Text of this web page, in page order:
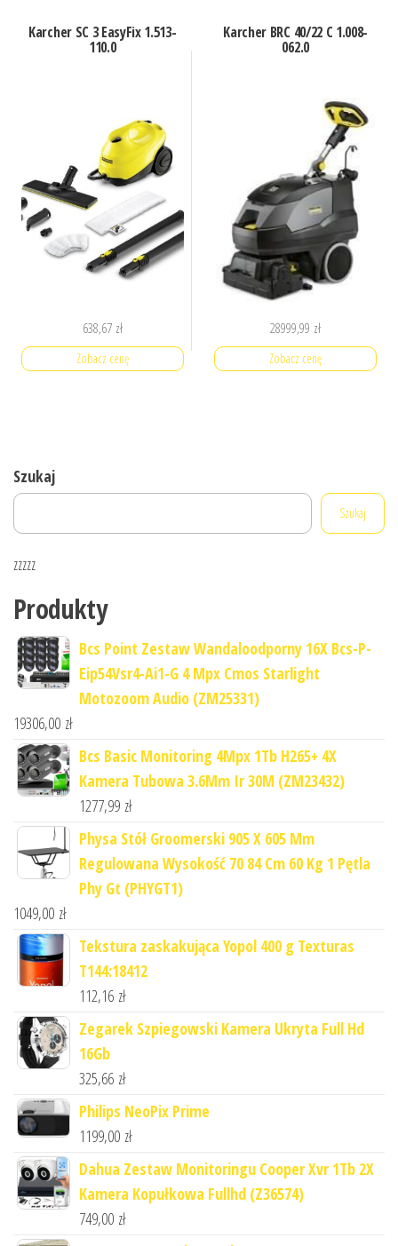
Karcher SC 3 EasyFix 1.513-
110.0
638,67 zł
Zobacz cenę
Karcher BRC 40/22 C 1.008-
062.0
28999,99 zł
Zobacz cenę
Szukaj
Szukaj
zzzzz
Produkty
Bcs Point Zestaw Wandaloodporny 16X Bcs-P-
Eip54Vsr4-Ai1-G 4 Mpx Cmos Starlight
Motozoom Audio (ZM25331)
19306,00 zł
Bcs Basic Monitoring 4Mpx 1Tb H265+ 4X
Kamera Tubowa 3.6Mm Ir 30M (ZM23432)
1277,99 zł
Physa Stół Groomerski 905 X 605 Mm
Regulowana Wysokość 70 84 Cm 60 Kg 1 Pętla
Phy Gt (PHYGT1)
1049,00 zł
Tekstura zaskakująca Yopol 400 g Texturas
T144:18412
112,16 zł
Zegarek Szpiegowski Kamera Ukryta Full Hd
16Gb
325,66 zł
Philips NeoPix Prime
1199,00 zł
Dahua Zestaw Monitoringu Cooper Xvr 1Tb 2X
Kamera Kopułkowa Fullhd (Z36574)
749,00 zł